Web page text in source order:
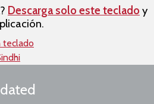
Descarga solo este teclado y
teclado